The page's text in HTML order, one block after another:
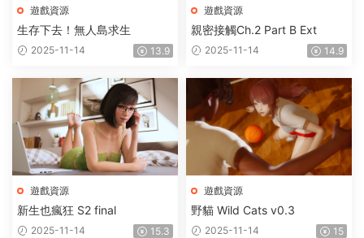
遊戲資源
生存下去！無人島求生
2025-11-14 13.9
遊戲資源
親密接觸Ch.2 Part B Ext
2025-11-14 14.9
遊戲資源
新生也瘋狂 S2 final
2025-11-14 15.3
遊戲資源
野貓 Wild Cats v0.3
2025-11-14 15